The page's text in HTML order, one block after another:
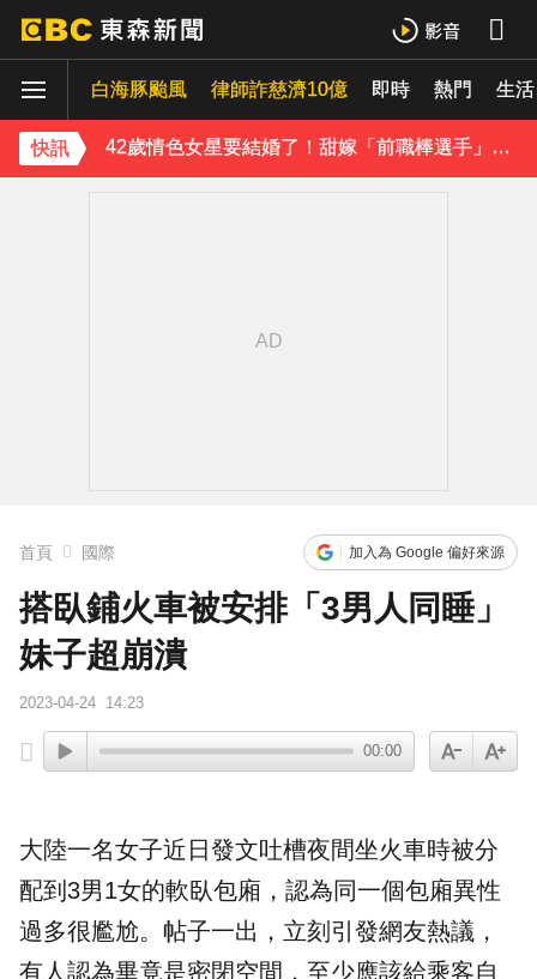
白海豚颱風 律師詐慈濟10億 即時 熱門 生活
快訊
下載東森App，隨時掌握天下大小事！
42歲情色女星要結婚了！甜嫁「前職棒選手」浪漫告白：迅速奪走我的心
首頁 國際 加入為 Google 偏好來源
搭臥鋪火車被安排「3男人同睡」
妹子超崩潰
2023-04-24 14:23
00:00
大陸一名女子近日發文吐槽夜間坐火車時被分
配到3男1女的軟臥包廂，認為同一個包廂異性
過多很尷尬。帖子一出，立刻引發網友熱議，
有人認為畢竟是密閉空間，至少應該給乘客自